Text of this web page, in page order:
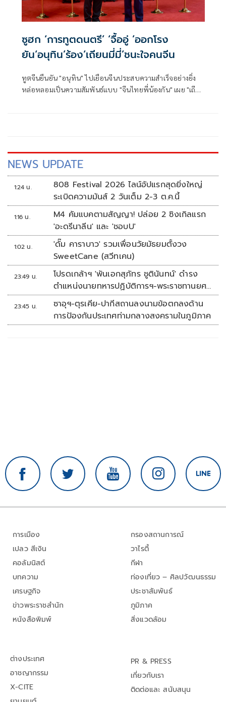
ซูฮก ‘การทูตดนตรี’ ‘จื้ออู่ ’ออกโรง
ยัน‘อนุทิน’ร้อง‘เถียนมี่มี่’ชนะใจคนจีน
ทูตจีนยืนยัน "อนุทิน" ไปเยือนจีนประสบความสำเร็จอย่างยิ่ง
หล่อหลอมเป็นความสัมพันธ์แบบ "จีนไทยพี่น้องกัน" เผย "เถีย
NEWS UPDATE
1:24 น.
808 Festival 2026 ไลน์อัปแรกสุดยิ่งใหญ่
ระเบิดความมันส์ 2 วันเต็ม 2-3 ต.ค.นี้
1:16 น.
M4 คัมแบคตามสัญญา! ปล่อย 2 ซิงเกิลแรก
'อะดรีนาลีน' และ 'ชอบU'
1:02 น.
'ดั๊ม คาราบาว' รวมเพื่อนวัยมัธยมตั้งวง
SweetCane (สวีทเคน)
23:49 น.
โปรดเกล้าฯ 'พันเอกสุภัทร ชูตินันทน์' ดำรง
ตำแหน่งนายทหารปฏิบัติการฯ-พระราชทานยศ
'พลตรี'
23:45 น.
ซาอุฯ-ตุรเคีย-ปากีสถานลงนามข้อตกลงด้าน
การป้องกันประเทศท่ามกลางสงครามในภูมิภาค
การเมือง
เปลว สีเงิน
คอลัมนิสต์
บทความ
เศรษฐกิจ
ข่าวพระราชสำนัก
หนังสือพิมพ์
กรองสถานการณ์
วาไรตี้
กีฬา
ท่องเที่ยว – ศิลปวัฒนธรรม
ประชาสัมพันธ์
ภูมิภาค
สิ่งแวดล้อม
ต่างประเทศ
อาชญากรรม
X-CITE
PR & PRESS
เกี่ยวกับเรา
ติดต่อและ สนับสนุน